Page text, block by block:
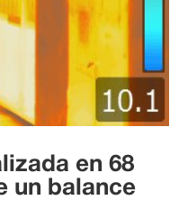
en 68
un balance